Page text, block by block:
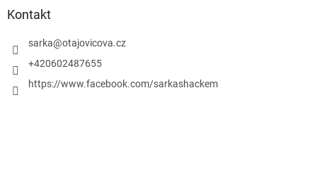
Kontakt
sarka@otajovicova.cz
+420602487655
https://www.facebook.com/sarkashackem